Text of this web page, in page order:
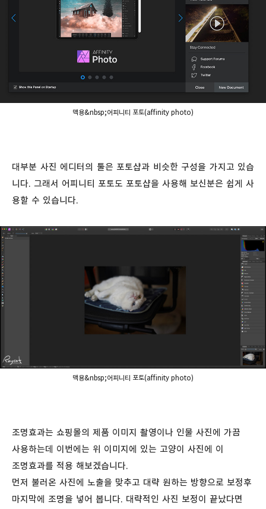
맥용&nbsp;어피니티 포토(affinity photo)
대부분 사진 에디터의 툴은 포토샵과 비슷한 구성을 가지고 있습
니다. 그래서 어피니티 포토도 포토샵을 사용해 보신분은 쉽게 사
용할 수 있습니다.
맥용&nbsp;어피니티 포토(affinity photo)
조명효과는 쇼핑몰의 제품 이미지 촬영이나 인물 사진에 가끔
사용하는데 이번에는 위 이미지에 있는 고양이 사진에 이
조명효과를 적용 해보겠습니다.
먼저 불러온 사진에 노출을 맞추고 대략 원하는 방향으로 보정후
마지막에 조명을 넣어 봅니다. 대략적인 사진 보정이 끝났다면